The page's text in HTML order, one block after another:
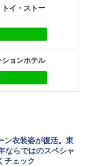
イ・ストー
ョンホテル
ン衣装姿が復活。東
ならではのスペシャ
チェック